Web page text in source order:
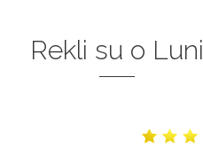
Rekli su o Luni